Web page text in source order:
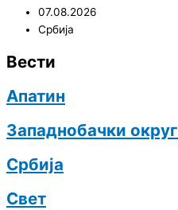
07.08.2026
Србија
Вести
Апатин
Западнобачки округ
Србија
Свет